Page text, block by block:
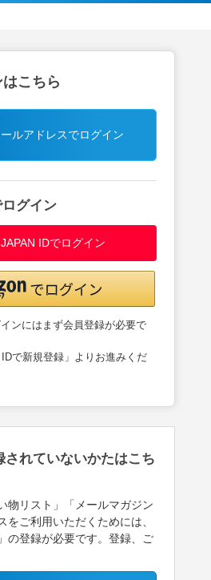
こちら
ルアドレスでログイン
グイン
IDでログイン
ンにはまず会員登録が必要で
で新規登録」よりお進みくだ
されていないかたはこち
物リスト」「メールマガジン
をご利用いただくためには、
の登録が必要です。登録、ご